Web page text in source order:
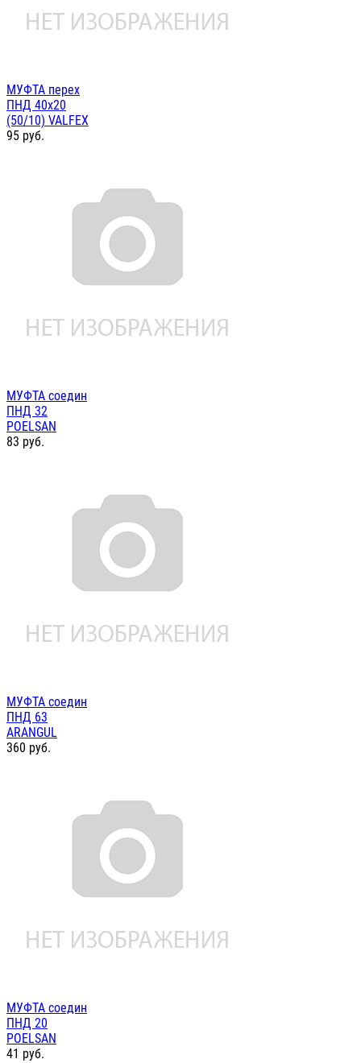
МУФТА перех
ПНД 40х20
(50/10) VALFEX
95 руб.
МУФТА соедин
ПНД 32
POELSAN
83 руб.
МУФТА соедин
ПНД 63
ARANGUL
360 руб.
МУФТА соедин
ПНД 20
POELSAN
41 руб.